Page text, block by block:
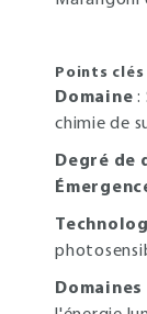
Points clés
Domaine :
chimie de
Degré de